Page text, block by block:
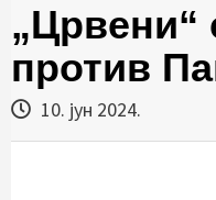
„Црвени“
против
10. јун 2024.